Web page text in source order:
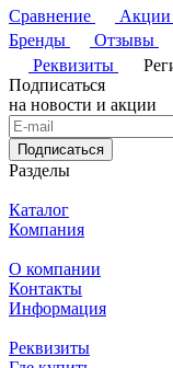
Сравнение
Акции
Бренды
Отзывы
Реквизиты
Подписаться
на новости и акции
Подписаться
Разделы
Каталог
Компания
О компании
Контакты
Информация
Реквизиты